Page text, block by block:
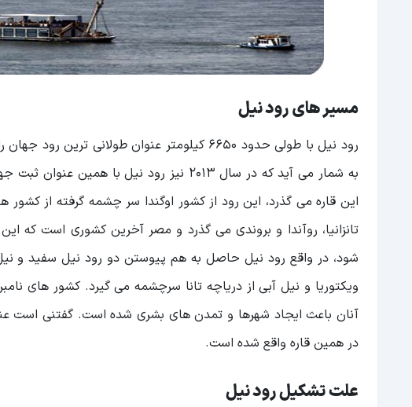
مسیر های رود نیل
رود نیل با طولی حدود 6650 کیلومتر عنوان
این قاره می گذرد، این رود از کشور اوگندا سر چشمه گرفته از کشور
تانزانیا، روآندا و بروندی می گذرد و مصر آخرین کشوری است که
شود، در واقع رود نیل حاصل به هم پیوستن دو رود نیل سفید و
ویکتوریا و نیل آبی از دریاچه تانا سرچشمه می گیرد. کشور های
آنان باعث ایجاد شهرها و تمدن های بشری شده است. گفتنی است
در همین قاره واقع شده است.
علت تشکیل رود نیل